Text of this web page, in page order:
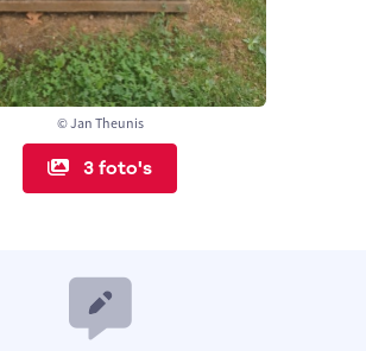
© Jan Theunis
3 foto's